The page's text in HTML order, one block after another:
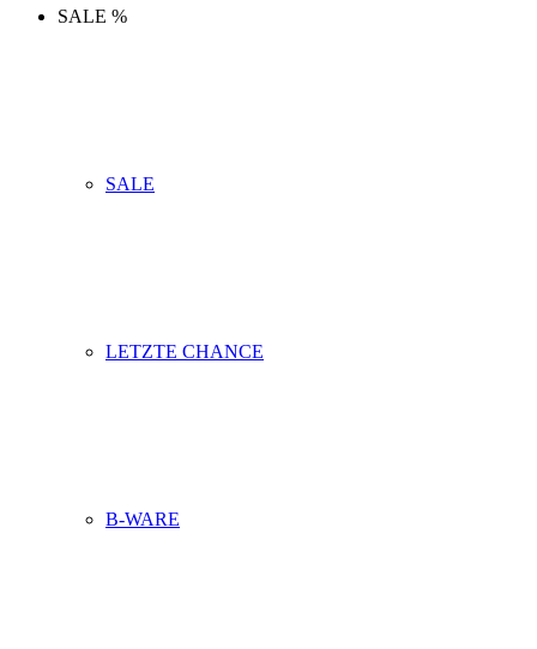
SALE %
SALE
LETZTE CHANCE
B-WARE